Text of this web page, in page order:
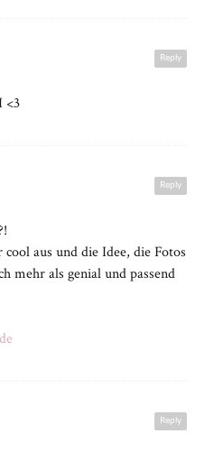
Reply
<3
Reply
aus und die Idee, die Fotos
mehr als genial und passend
Reply